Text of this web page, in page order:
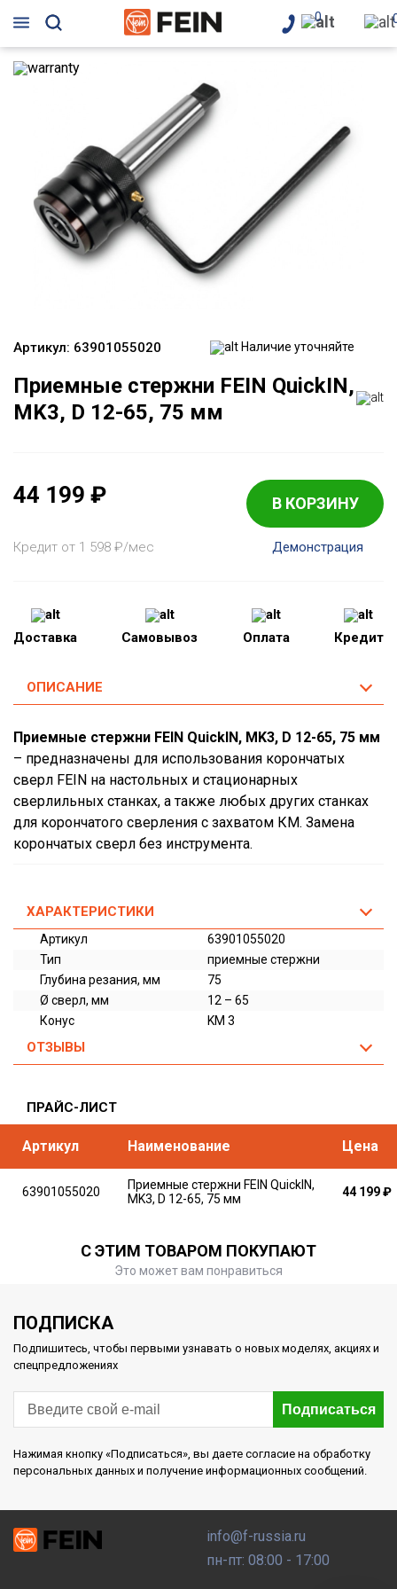
0
Артикул: 63901055020 Наличие уточняйте
Приемные стержни FEIN QuickIN,
MK3, D 12-65, 75 мм
44 199 ₽ В КОРЗИНУ
Кредит от 1 598 ₽/мес Демонстрация
Доставка Самовывоз Оплата Кредит
ОПИСАНИЕ
Приемные стержни FEIN QuickIN, MK3, D 12-65, 75 мм
– предназначены для использования корончатых
сверл FEIN на настольных и стационарных
сверлильных станках, а также любых других станках
для корончатого сверления с захватом КМ. Замена
корончатых сверл без инструмента.
ХАРАКТЕРИСТИКИ
Артикул
63901055020
Тип
приемные стержни
Глубина резания, мм
75
Ø сверл, мм
12 – 65
Конус
KM 3
ОТЗЫВЫ
ПРАЙС-ЛИСТ
Артикул Наименование Цена
63901055020
Приемные стержни FEIN QuickIN,
MK3, D 12-65, 75 мм
44 199₽
С ЭТИМ ТОВАРОМ ПОКУПАЮТ
Это может вам понравиться
ПОДПИСКА
Подпишитесь, чтобы первыми узнавать о новых моделях, акциях и
спецпредложениях
Подписаться
Нажимая кнопку «Подписаться», вы даете согласие на обработку
персональных данных и получение информационных сообщений.
info@f-russia.ru
пн-пт: 08:00 - 17:00